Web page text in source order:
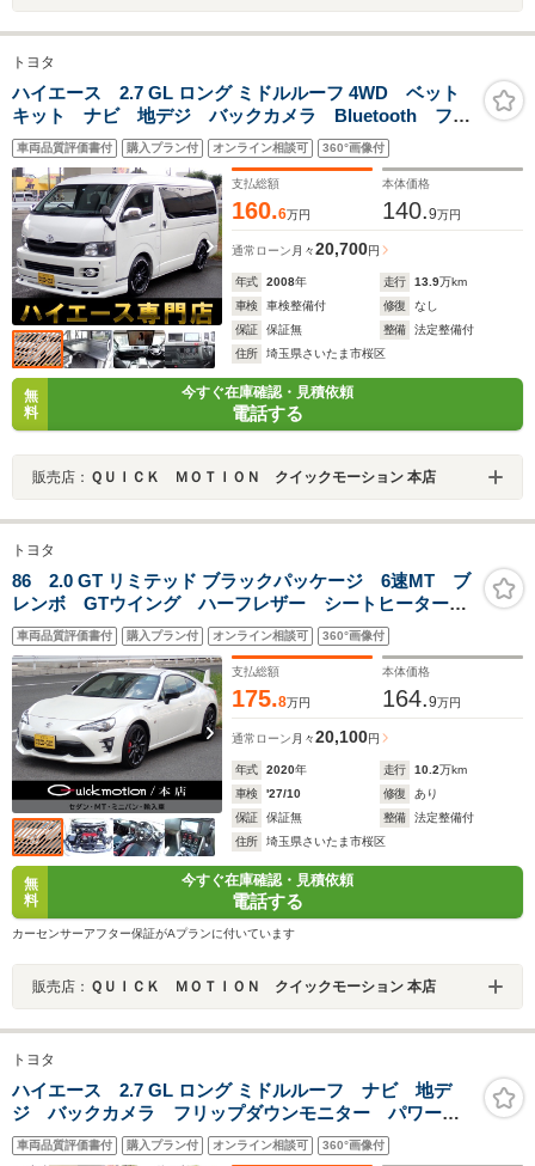
トヨタ
ハイエース 2.7 GL ロング ミドルルーフ 4WD ベット
キット ナビ 地デジ バックカメラ Bluetooth フリ
ップダウンモニター パワースライドドア LEDヘッド
ライト フォグランプ シートカバー フロントスポイ
ラー 社外15インチアルミ ETC
車両品質評価書付 購入プラン付 オンライン相談可 360°画像付
支払総額
160.6万円
本体価格
140.9万円
通常ローン 月々20,700円
年式 2008年 走行 13.9万km
車検
車検整備付 修復
なし
保証
保証無 整備
法定整備付
住所
埼玉県さいたま市桜区
無
料
今すぐ在庫確認・見積依頼
電話する
販売店： ＱＵＩＣＫ ＭＯＴＩＯＮ クイックモーション 本店
トヨタ
86 2.0 GT リミテッド ブラックパッケージ 6速MT ブ
レンボ GTウイング ハーフレザー シートヒーター
ナビ 地デジ バックカメラ Bluetooth クルーズコン
トロール LEDヘッドライト フォグランプ ETC プ
ッシュスタート 電動格納ミラー
車両品質評価書付 購入プラン付 オンライン相談可 360°画像付
支払総額
175.8万円
本体価格
164.9万円
通常ローン 月々20,100円
年式 2020年 走行 10.2万km
車検
'27/10 修復
あり
保証
保証無 整備
法定整備付
住所
埼玉県さいたま市桜区
無
料
今すぐ在庫確認・見積依頼
電話する
カーセンサーアフター保証がAプランに付いています
販売店： ＱＵＩＣＫ ＭＯＴＩＯＮ クイックモーション 本店
トヨタ
ハイエース 2.7 GL ロング ミドルルーフ ナビ 地デ
ジ バックカメラ フリップダウンモニター パワース
ライドドア シートカバー フローリング リアスポイ
ラー HIDヘッドライト フォグランプ ETC キーレ
車両品質評価書付 購入プラン付 オンライン相談可 360°画像付